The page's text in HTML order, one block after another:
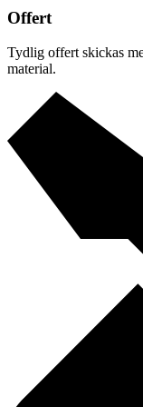
Offert
Tydlig offert skickas
material.